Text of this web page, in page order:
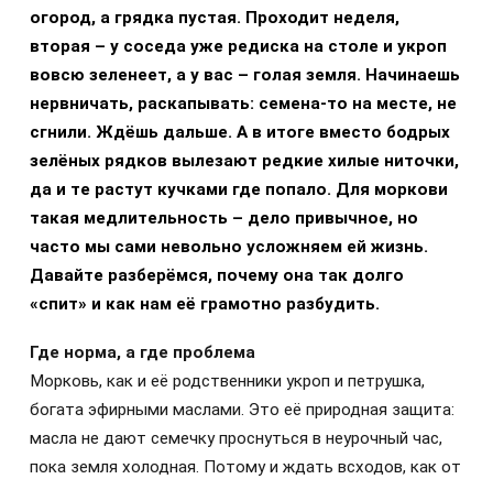
огород, а грядка пустая. Проходит неделя,
вторая – у соседа уже редиска на столе и укроп
вовсю зеленеет, а у вас – голая земля. Начинаешь
нервничать, раскапывать: семена-то на месте, не
сгнили. Ждёшь дальше. А в итоге вместо бодрых
зелёных рядков вылезают редкие хилые ниточки,
да и те растут кучками где попало. Для моркови
такая медлительность – дело привычное, но
часто мы сами невольно усложняем ей жизнь.
Давайте разберёмся, почему она так долго
«спит» и как нам её грамотно разбудить.
Где норма, а где проблема
Морковь, как и её родственники укроп и петрушка,
богата эфирными маслами. Это её природная защита:
масла не дают семечку проснуться в неурочный час,
пока земля холодная. Потому и ждать всходов, как от